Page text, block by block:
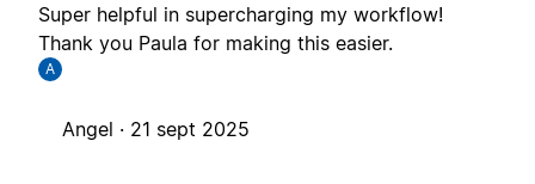
Super helpful in supercharging my workflow!
Thank you Paula for making this easier.
A
Angel · 21 sept 2025